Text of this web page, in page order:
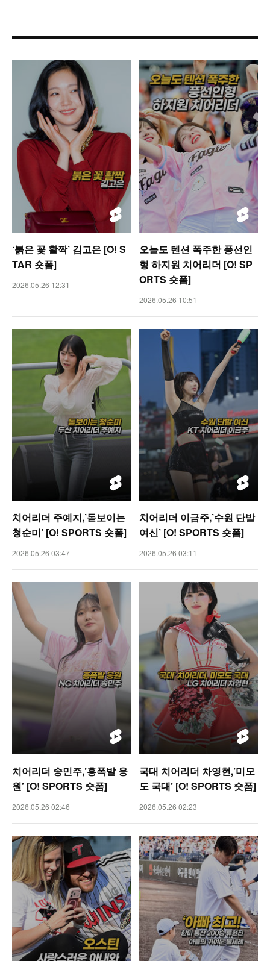
‘붉은 꽃 활짝’ 김고은 [O! S
TAR 숏폼]
2026.05.26 12:31
오늘도 텐션 폭주한 풍선인
형 하지원 치어리더 [O! SP
ORTS 숏폼]
2026.05.26 10:51
치어리더 주예지,’돋보이는
청순미’ [O! SPORTS 숏폼]
2026.05.26 03:47
치어리더 이금주,’수원 단발
여신’ [O! SPORTS 숏폼]
2026.05.26 03:11
치어리더 송민주,’흥폭발 응
원’ [O! SPORTS 숏폼]
2026.05.26 02:46
국대 치어리더 차영현,’미모
도 국대’ [O! SPORTS 숏폼]
2026.05.26 02:23